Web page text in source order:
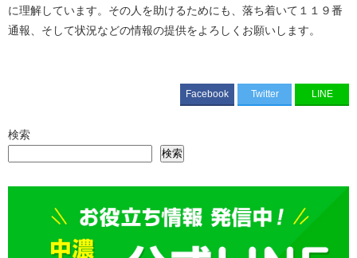
に理解しています。その人を助けるためにも、落ち着いて１１９番
通報、そして状況などの情報の提供をよろしくお願いします。
Facebook Twitter LINE
検索
検索